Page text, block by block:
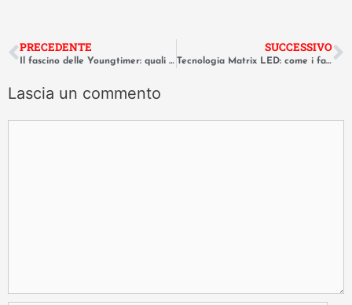
PRECEDENTE
Il fascino delle Youngtimer: quali auto degli anni ’90 comprare oggi
SUCCESSIVO
Tecnologia Matrix LED: come i fari intelligenti illuminano la notte
Lascia un commento